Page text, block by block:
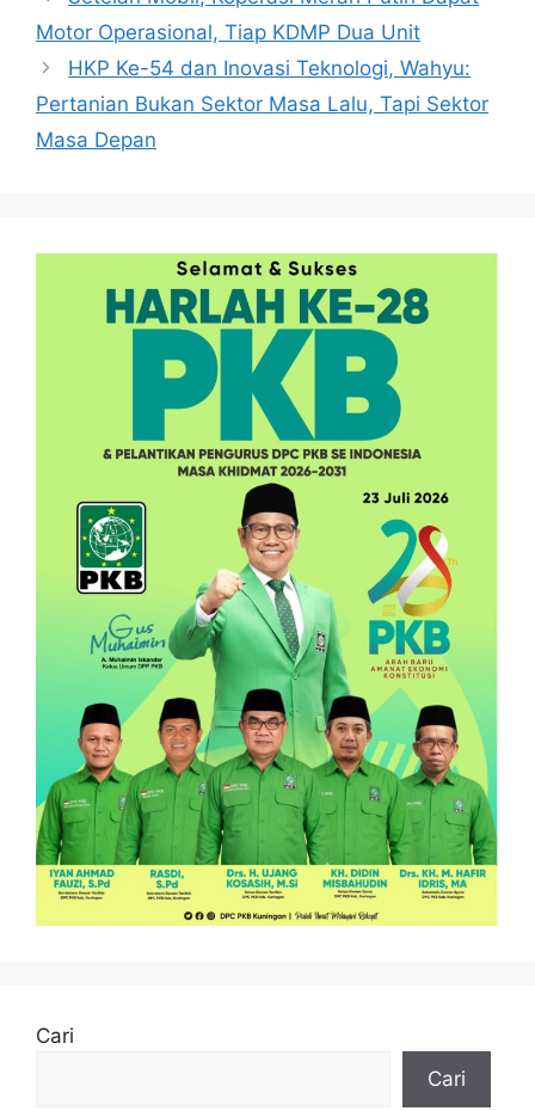
Motor Operasional, Tiap KDMP Dua Unit
HKP Ke-54 dan Inovasi Teknologi, Wahyu:
Pertanian Bukan Sektor Masa Lalu, Tapi Sektor
Masa Depan
Cari
Cari